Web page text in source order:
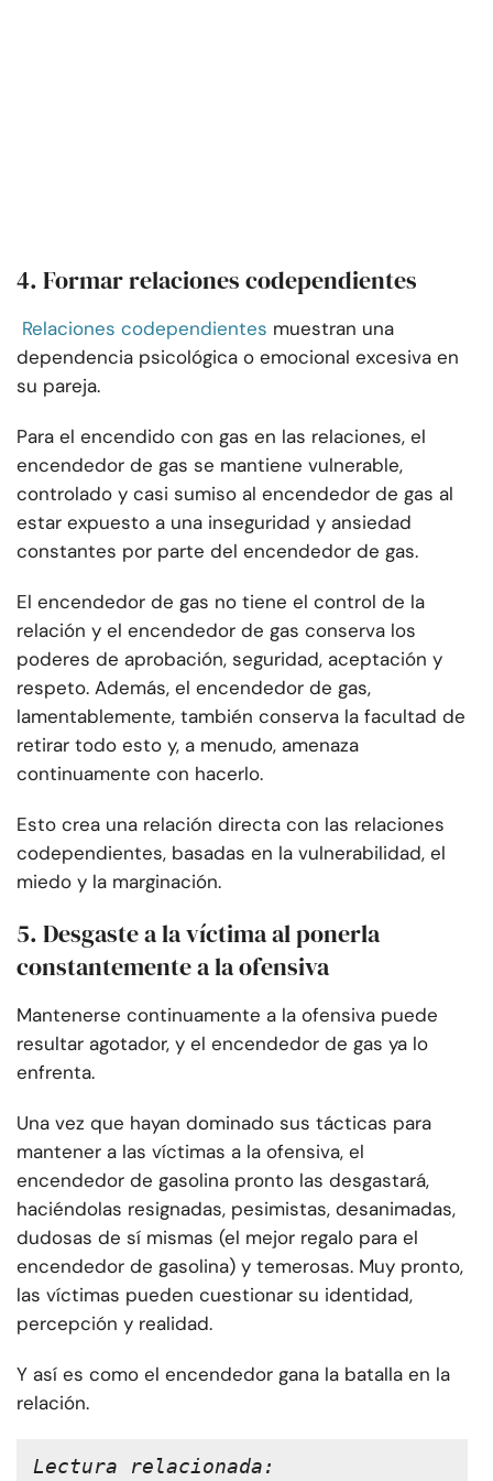
4. Formar relaciones codependientes
Relaciones codependientes muestran una
dependencia psicológica o emocional excesiva en
su pareja.
Para el encendido con gas en las relaciones, el
encendedor de gas se mantiene vulnerable,
controlado y casi sumiso al encendedor de gas al
estar expuesto a una inseguridad y ansiedad
constantes por parte del encendedor de gas.
El encendedor de gas no tiene el control de la
relación y el encendedor de gas conserva los
poderes de aprobación, seguridad, aceptación y
respeto. Además, el encendedor de gas,
lamentablemente, también conserva la facultad de
retirar todo esto y, a menudo, amenaza
continuamente con hacerlo.
Esto crea una relación directa con las relaciones
codependientes, basadas en la vulnerabilidad, el
miedo y la marginación.
5. Desgaste a la víctima al ponerla
constantemente a la ofensiva
Mantenerse continuamente a la ofensiva puede
resultar agotador, y el encendedor de gas ya lo
enfrenta.
Una vez que hayan dominado sus tácticas para
mantener a las víctimas a la ofensiva, el
encendedor de gasolina pronto las desgastará,
haciéndolas resignadas, pesimistas, desanimadas,
dudosas de sí mismas (el mejor regalo para el
encendedor de gasolina) y temerosas. Muy pronto,
las víctimas pueden cuestionar su identidad,
percepción y realidad.
Y así es como el encendedor gana la batalla en la
relación.
Lectura relacionada: